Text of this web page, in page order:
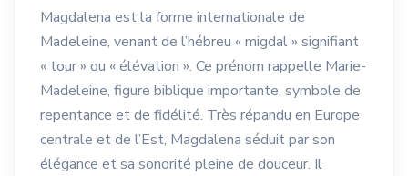
Magdalena est la forme internationale de
Madeleine, venant de l’hébreu « migdal » signifiant
« tour » ou « élévation ». Ce prénom rappelle Marie-
Madeleine, figure biblique importante, symbole de
repentance et de fidélité. Très répandu en Europe
centrale et de l’Est, Magdalena séduit par son
élégance et sa sonorité pleine de douceur. Il